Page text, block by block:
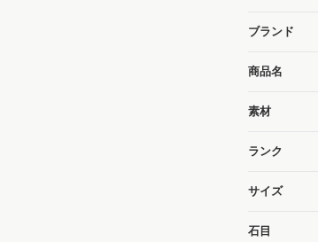
ブランド
商品名
素材
ランク
サイズ
石目